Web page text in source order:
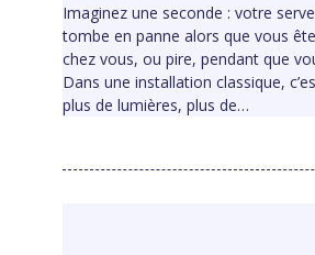
Imaginez une seconde : votre
tombe en panne alors que vous
chez vous, ou pire, pendant que
Dans une installation classique,
plus de lumières, plus de…